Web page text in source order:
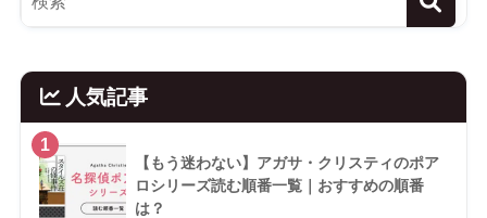
人気記事
1
【もう迷わない】アガサ・クリスティのポア
ロシリーズ読む順番一覧｜おすすめの順番
は？